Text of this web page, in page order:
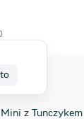
Mini z Tunczykem